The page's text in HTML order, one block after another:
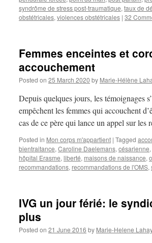
syndrôme de stress post-traumatique, taux de
obstétricales, violences obstétricales | 32
Femmes enceintes et
accouchement
Posted on 25 March 2020 by Marie-Hélène
Depuis quelques jours, les témoignages
empêchent les femmes qui accouchent
cas de ce père qui lance un appel sur
Posted in Mon corps m'appartient | Tagged
bientraitance, Caroline Daelemans, césarienne,
hôpital Erasme, liberté, maisons de naissance,
recommandations, recommandations de l'OMS,
IVG un jour férié: le
plus
Posted on 21 June 2016 by Marie-Helene